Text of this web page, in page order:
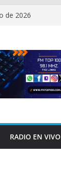
de 2026
RADIO EN VIVO